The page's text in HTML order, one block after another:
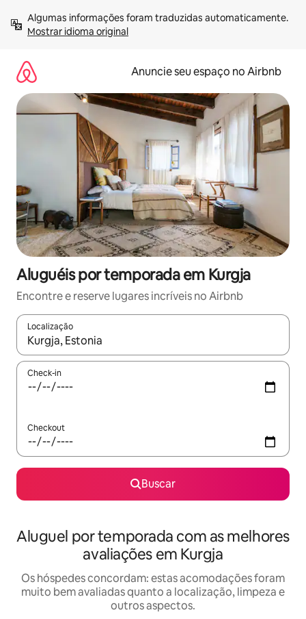
para
Mostrar idioma original
Anuncie seu espaço no Airbnb
Aluguéis por temporada em Kurgja
Encontre e reserve lugares incríveis no Airbnb
Localização
Quando os resultados estiverem disponíveis, explore-os
Check-in
Checkout
Buscar
Aluguel por temporada com as melhores
avaliações em Kurgja
Os hóspedes concordam: estas acomodações foram
muito bem avaliadas quanto a localização, limpeza e
outros aspectos.